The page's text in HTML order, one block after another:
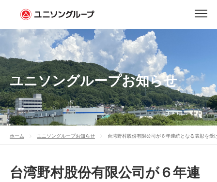
ユニソングループお知らせ
ホーム ユニソングループお知らせ 台湾野村股份有限公司が６年連続となる表彰を受
台湾野村股份有限公司が６年連